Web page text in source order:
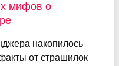
мифов о
накопилось
от страшилок